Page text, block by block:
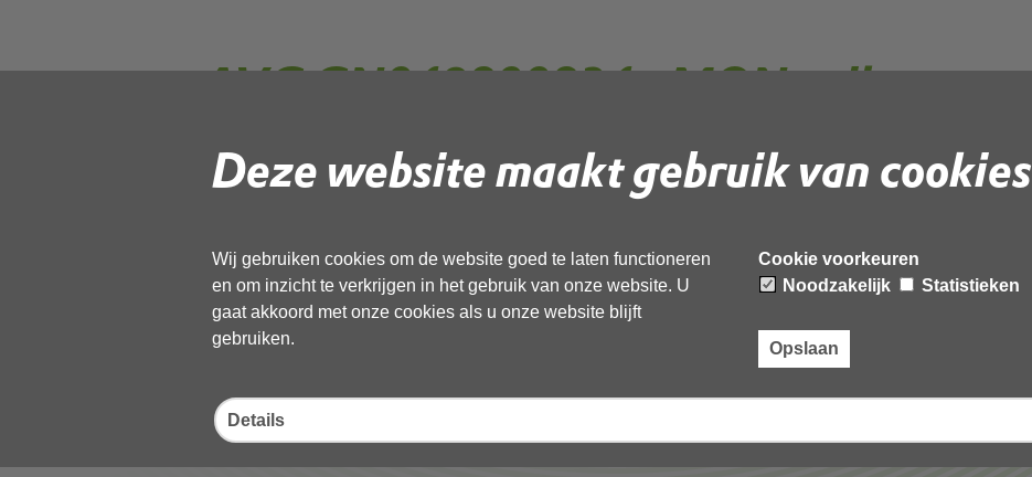
Deze website maakt gebruik van cookies
Wij gebruiken cookies om de website goed te laten functioneren
en om inzicht te verkrijgen in het gebruik van onze website. U
gaat akkoord met onze cookies als u onze website blijft
gebruiken.
Cookie voorkeuren
Noodzakelijk
Statistieken
Opslaan
Details
AVG GN049800834 - MON vuilstort
Westwoud 2021--geanonimiseerd
Download ‘AVG GN049800834 - MON vuilstort Westwoud 2021--geanonimiseerd’,
23 december 2025,pdf, 36MB
Laatst gewijzigd: 23 december 2025